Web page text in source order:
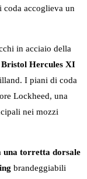
coda accoglieva un
in acciaio della
Bristol Hercules XI
I piani di coda
Lockheed, una
nei mozzi
una torretta dorsale
brandeggiabili